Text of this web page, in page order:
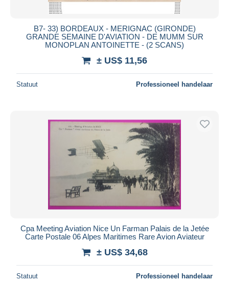
B7- 33) BORDEAUX - MERIGNAC (GIRONDE)
GRANDE SEMAINE D'AVIATION - DE MUMM SUR
MONOPLAN ANTOINETTE - (2 SCANS)
± US$ 11,56
Statuut Professioneel handelaar
Cpa Meeting Aviation Nice Un Farman Palais de la Jetée
Carte Postale 06 Alpes Maritimes Rare Avion Aviateur
± US$ 34,68
Statuut Professioneel handelaar